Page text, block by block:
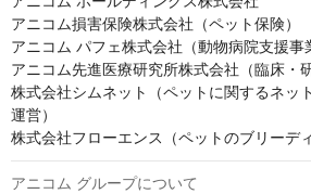
アニコム損害保険株式会社（ペット保険）
アニコム パフェ株式会社（動物病院支援事
アニコム先進医療研究所株式会社（臨床・
株式会社シムネット（ペットに関するネッ
運営）
株式会社フローエンス（ペットのブリーデ
アニコム グループについて